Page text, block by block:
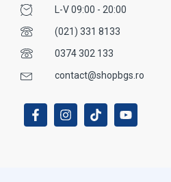
L-V 09:00 - 20:00
(021) 331 8133
0374 302 133
contact@shopbgs.ro